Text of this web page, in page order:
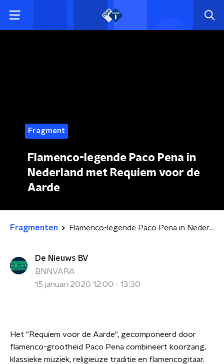
Fragment
Flamenco-legende Paco Pena in
Nederland met Requiem voor de
Aarde
Fragmenten Flamenco-legende Paco Pena in Nederland met Requiem voor de Aarde
De Nieuws BV
BNNVARA
15 januari 2020 12:00 - 13:30
Het "Requiem voor de Aarde", gecomponeerd door
flamenco-grootheid Paco Pena combineert koorzang,
klassieke muziek, religieuze traditie en flamencogitaar.